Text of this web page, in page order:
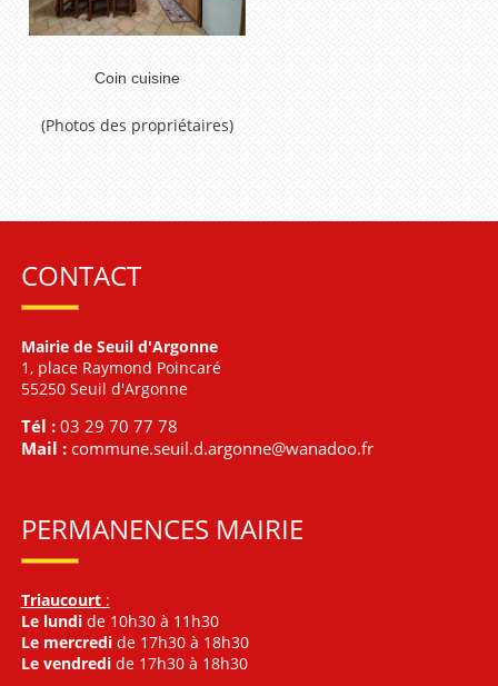
Coin cuisine
(Photos des propriétaires)
CONTACT
Mairie de Seuil d'Argonne
1, place Raymond Poincaré
55250 Seuil d'Argonne
Tél : 03 29 70 77 78
Mail : commune.seuil.d.argonne@wanadoo.fr
PERMANENCES MAIRIE
Triaucourt:
Le lundi de 10h30 à 11h30
Le mercredi de 17h30 à 18h30
Le vendredi de 17h30 à 18h30